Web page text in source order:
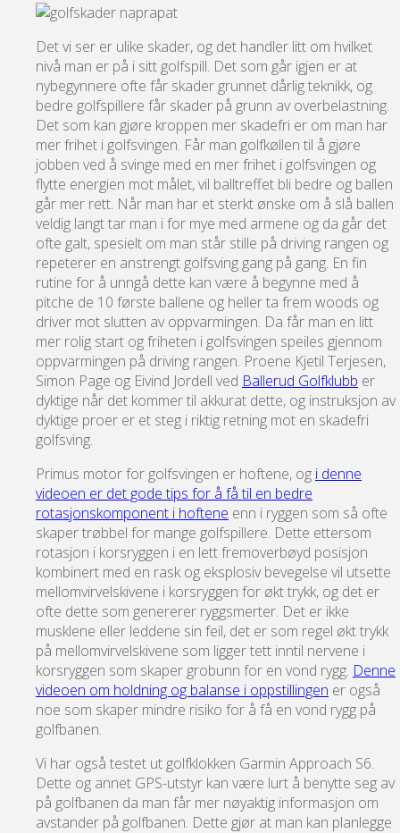
Det vi ser er ulike skader, og det handler litt om hvilket
nivå man er på i sitt golfspill. Det som går igjen er at
nybegynnere ofte får skader grunnet dårlig teknikk, og
bedre golfspillere får skader på grunn av overbelastning.
Det som kan gjøre kroppen mer skadefri er om man har
mer frihet i golfsvingen. Får man golfkøllen til å gjøre
jobben ved å svinge med en mer frihet i golfsvingen og
flytte energien mot målet, vil balltreffet bli bedre og ballen
går mer rett. Når man har et sterkt ønske om å slå ballen
veldig langt tar man i for mye med armene og da går det
ofte galt, spesielt om man står stille på driving rangen og
repeterer en anstrengt golfsving gang på gang. En fin
rutine for å unngå dette kan være å begynne med å
pitche de 10 første ballene og heller ta frem woods og
driver mot slutten av oppvarmingen. Da får man en litt
mer rolig start og friheten i golfsvingen speiles gjennom
oppvarmingen på driving rangen. Proene Kjetil Terjesen,
Simon Page og Eivind Jordell ved Ballerud Golfklubb er
dyktige når det kommer til akkurat dette, og instruksjon av
dyktige proer er et steg i riktig retning mot en skadefri
golfsving.
Primus motor for golfsvingen er hoftene, og i denne
videoen er det gode tips for å få til en bedre
rotasjonskomponent i hoftene enn i ryggen som så ofte
skaper trøbbel for mange golfspillere. Dette ettersom
rotasjon i korsryggen i en lett fremoverbøyd posisjon
kombinert med en rask og eksplosiv bevegelse vil utsette
mellomvirvelskivene i korsryggen for økt trykk, og det er
ofte dette som genererer ryggsmerter. Det er ikke
musklene eller leddene sin feil, det er som regel økt trykk
på mellomvirvelskivene som ligger tett inntil nervene i
korsryggen som skaper grobunn for en vond rygg. Denne
videoen om holdning og balanse i oppstillingen er også
noe som skaper mindre risiko for å få en vond rygg på
golfbanen.
Vi har også testet ut golfklokken Garmin Approach S6.
Dette og annet GPS-utstyr kan være lurt å benytte seg av
på golfbanen da man får mer nøyaktig informasjon om
avstander på golfbanen. Dette gjør at man kan planlegge